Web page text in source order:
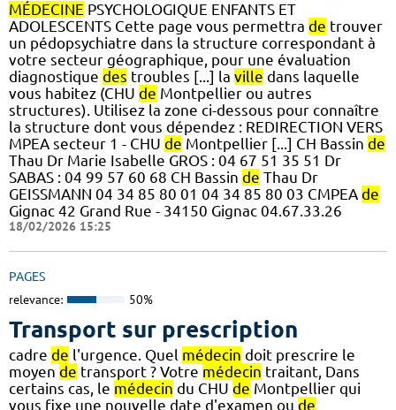
MÉDECINE PSYCHOLOGIQUE ENFANTS ET
ADOLESCENTS Cette page vous permettra de trouver
un pédopsychiatre dans la structure correspondant à
votre secteur géographique, pour une évaluation
diagnostique des troubles [...] la ville dans laquelle
vous habitez (CHU de Montpellier ou autres
structures). Utilisez la zone ci-dessous pour connaître
la structure dont vous dépendez : REDIRECTION VERS
MPEA secteur 1 - CHU de Montpellier [...] CH Bassin de
Thau Dr Marie Isabelle GROS : 04 67 51 35 51 Dr
SABAS : 04 99 57 60 68 CH Bassin de Thau Dr
GEISSMANN 04 34 85 80 01 04 34 85 80 03 CMPEA de
Gignac 42 Grand Rue - 34150 Gignac 04.67.33.26
18/02/2026 15:25
PAGES
relevance: 50%
Transport sur prescription
cadre de l'urgence. Quel médecin doit prescrire le
moyen de transport ? Votre médecin traitant, Dans
certains cas, le médecin du CHU de Montpellier qui
vous fixe une nouvelle date d'examen ou de